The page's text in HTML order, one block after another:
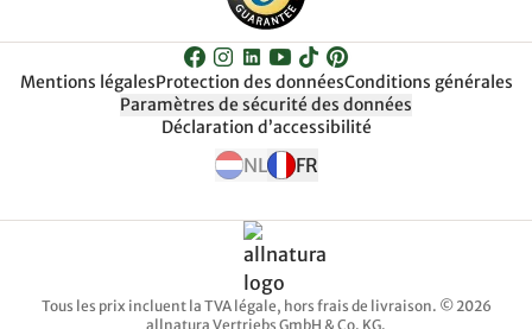
Mentions légalesProtection des donnéesConditions générales
Paramètres de sécurité des données
Déclaration d’accessibilité
NL FR
Tous les prix incluent la TVA légale, hors frais de livraison. © 2026
allnatura Vertriebs GmbH & Co. KG.